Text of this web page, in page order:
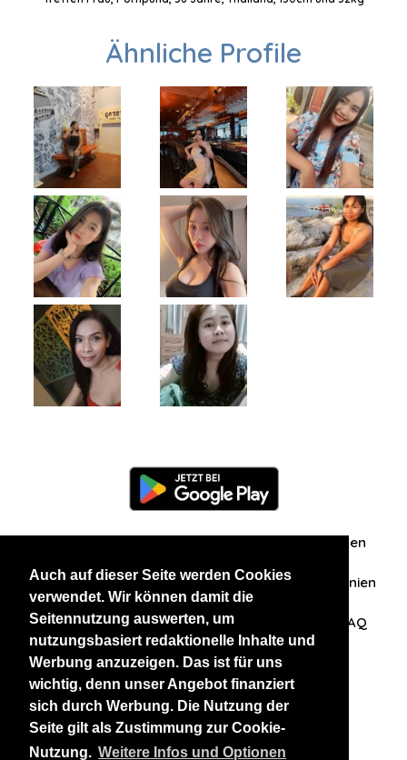
Auch auf dieser Seite werden Cookies
verwendet. Wir können damit die
Seitennutzung auswerten, um
nutzungsbasiert redaktionelle Inhalte und
Werbung anzuzeigen. Das ist für uns
wichtig, denn unser Angebot finanziert
sich durch Werbung. Die Nutzung der
Seite gilt als Zustimmung zur Cookie-
Nutzung. Weitere Infos und Optionen
Ähnliche Profile
Zuschriften/Erfahrungen
Datenschutzerklärung AGB Datenschutzrichtlinien
Nehmen Sie Kontakt mit uns auf FAQ
Unsere anderen Websites
BlackAndBeauties RussianKisses